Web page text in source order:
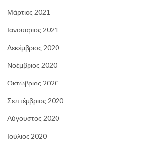
Μάρτιος 2021
Ιανουάριος 2021
Δεκέμβριος 2020
Νοέμβριος 2020
Οκτώβριος 2020
Σεπτέμβριος 2020
Αύγουστος 2020
Ιούλιος 2020